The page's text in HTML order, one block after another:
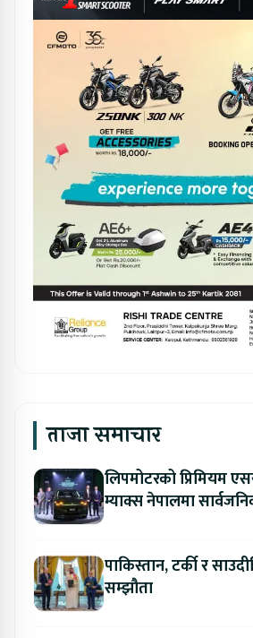
ताजा समाचार
लिपमोटरको प्रिमियम
म्याक्स नेपालमा
पाकिस्तान, टर्की र
सम्झौता